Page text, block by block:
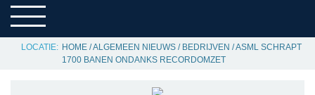
SERVICE
HOME /ALGEMEEN NIEUWS / BEDRIJVEN /ASML SCHRAPT
1700 BANEN ONDANKS RECORDOMZET